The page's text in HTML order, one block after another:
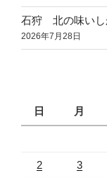
石狩 北の味いし
2026年7月28日
日
月
2 3